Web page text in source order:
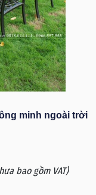
minh ngoài trời
bao gồm VAT)